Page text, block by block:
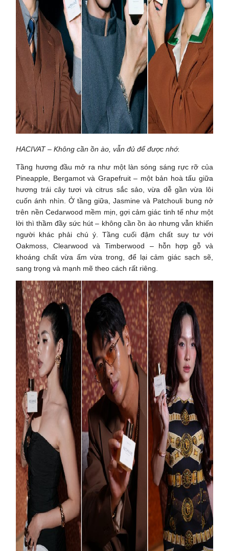
HACIVAT – Không cần ồn ào, vẫn đủ để được nhớ.
Tầng hương đầu mở ra như một làn sóng sáng rực rỡ của
Pineapple, Bergamot và Grapefruit – một bản hoà tấu giữa
hương trái cây tươi và citrus sắc sảo, vừa dễ gần vừa lôi
cuốn ánh nhìn. Ở tầng giữa, Jasmine và Patchouli bung nở
trên nền Cedarwood mềm mịn, gợi cảm giác tinh tế như một
lời thì thầm đầy sức hút – không cần ồn ào nhưng vẫn khiến
người khác phải chú ý. Tầng cuối đậm chất suy tư với
Oakmoss, Clearwood và Timberwood – hỗn hợp gỗ và
khoáng chất vừa ấm vừa trong, để lại cảm giác sạch sẽ,
sang trọng và mạnh mẽ theo cách rất riêng.